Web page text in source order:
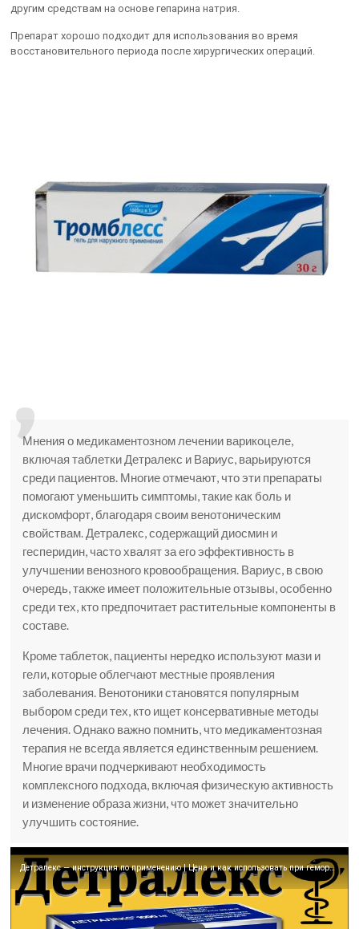
другим средствам на основе гепарина натрия.
Препарат хорошо подходит для использования во время
восстановительного периода после хирургических операций.
Мнения о медикаментозном лечении варикоцеле,
включая таблетки Детралекс и Вариус, варьируются
среди пациентов. Многие отмечают, что эти препараты
помогают уменьшить симптомы, такие как боль и
дискомфорт, благодаря своим венотоническим
свойствам. Детралекс, содержащий диосмин и
гесперидин, часто хвалят за его эффективность в
улучшении венозного кровообращения. Вариус, в свою
очередь, также имеет положительные отзывы, особенно
среди тех, кто предпочитает растительные компоненты в
составе.
Кроме таблеток, пациенты нередко используют мази и
гели, которые облегчают местные проявления
заболевания. Венотоники становятся популярным
выбором среди тех, кто ищет консервативные методы
лечения. Однако важно помнить, что медикаментозная
терапия не всегда является единственным решением.
Многие врачи подчеркивают необходимость
комплексного подхода, включая физическую активность
и изменение образа жизни, что может значительно
улучшить состояние.
Детралекс — инструкция по применению | Цена и как использовать при геморрое?